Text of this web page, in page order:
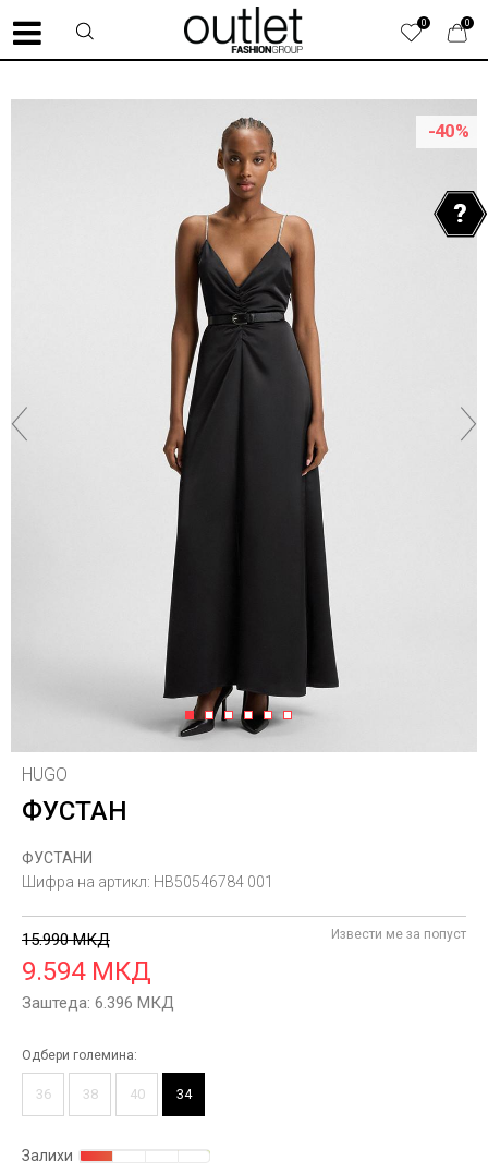
0
0
1 2 3 4 5 6
-40%
HUGO
ФУСТАН
ФУСТАНИ
Шифра на артикл: HB50546784 001
15.990 МКД
9.594 МКД
Заштеда: 6.396 МКД
Извести ме за попуст
Одбери големина:
36 38 40 34
Залихи